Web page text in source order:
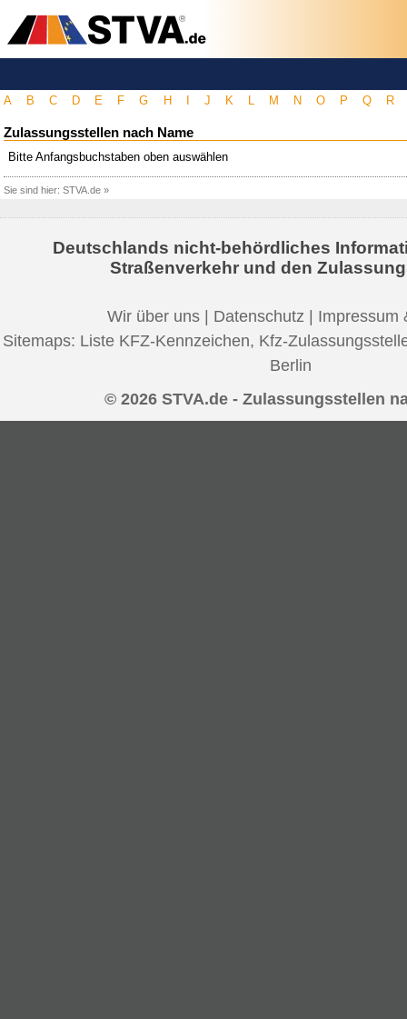
A B C D E F G H J K L M N O P Q R
Zulassungsstellen nach Name
Bitte Anfangsbuchstaben oben auswählen
Sie sind hier: STVA.de »
Deutschlands nicht-behördliches
Straßenverkehr und den
Wir über uns | Datenschutz | Impressum
Sitemaps: Liste KFZ-Kennzeichen, Kfz-
Berlin
© 2026 STVA.de - Zulassungsstellen